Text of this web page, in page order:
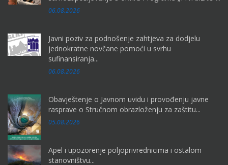
06.08.2026
Javni poziv za podnošenje zahtjeva za dodjelu
jednokratne novčane pomoći u svrhu
sufinansiranja...
06.08.2026
Obavještenje o Javnom uvidu i provođenju javne
rasprave o Stručnom obrazloženju za zaštitu...
05.08.2026
Apel i upozorenje poljoprivrednicima i ostalom
stanovništvu...